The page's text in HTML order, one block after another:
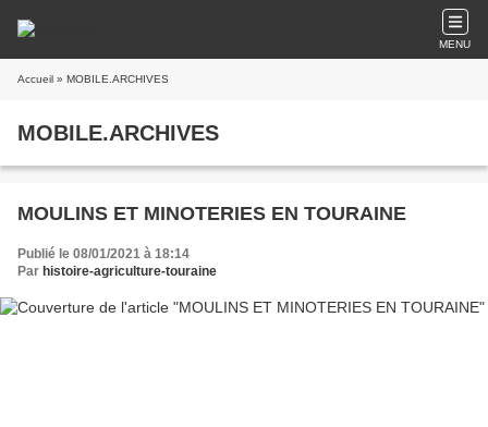
MENU
Accueil » MOBILE.ARCHIVES
MOBILE.ARCHIVES
MOULINS ET MINOTERIES EN TOURAINE
Publié le 08/01/2021 à 18:14
Par histoire-agriculture-touraine